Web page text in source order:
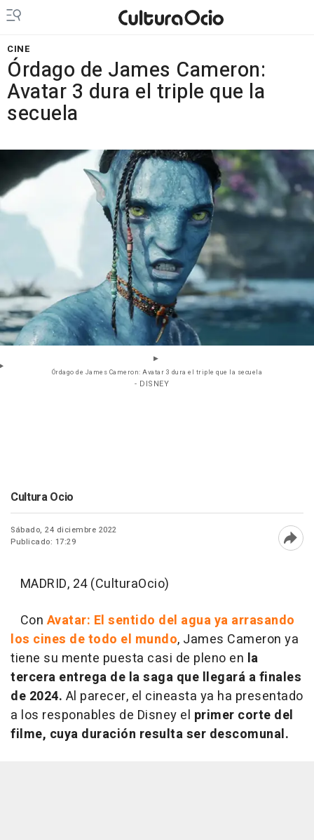
CINE
Órdago de James Cameron:
Avatar 3 dura el triple que la
secuela
Órdago de James Cameron: Avatar 3 dura el triple que la secuela
- DISNEY
Cultura Ocio
Sábado, 24 diciembre 2022
Publicado: 17:29
MADRID, 24 (CulturaOcio)
Con Avatar: El sentido del agua ya arrasando
los cines de todo el mundo, James Cameron ya
tiene su mente puesta casi de pleno en la
tercera entrega de la saga que llegará a finales
de 2024. Al parecer, el cineasta ya ha presentado
a los responables de Disney el primer corte del
filme, cuya duración resulta ser descomunal.